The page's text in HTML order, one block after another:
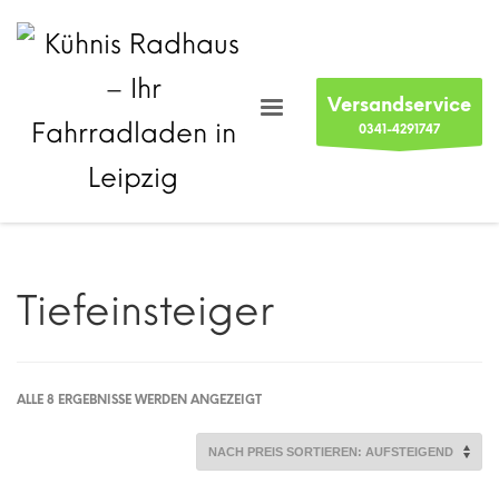
Versandservice
0341-4291747
Tiefeinsteiger
ALLE 8 ERGEBNISSE WERDEN ANGEZEIGTNACH
AUFSTEIGEND